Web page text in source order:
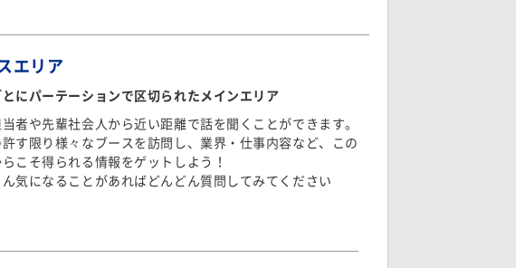
エリア
にパーテーションで区切られたメインエリア
者や先輩社会人から近い距離で話を聞くことができます。
す限り様々なブースを訪問し、業界・仕事内容など、この
こそ得られる情報をゲットしよう！
気になることがあればどんどん質問してみてください